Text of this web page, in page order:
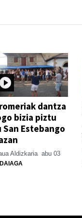
dantza
bizia piztu
San Estebango
Aldizkaria abu 03